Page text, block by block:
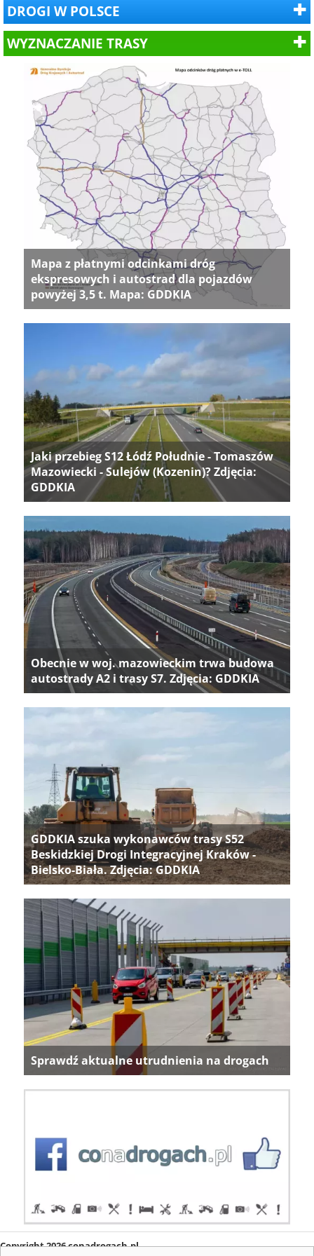
DROGI W POLSCE
WYZNACZANIE TRASY
Mapa z płatnymi odcinkami dróg
ekspresowych i autostrad dla pojazdów
powyżej 3,5 t. Mapa: GDDKIA
Jaki przebieg S12 Łódź Południe - Tomaszów
Mazowiecki - Sulejów (Kozenin)? Zdjęcia:
GDDKIA
Obecnie w woj. mazowieckim trwa budowa
autostrady A2 i trasy S7. Zdjęcia: GDDKIA
GDDKIA szuka wykonawców trasy S52
Beskidzkiej Drogi Integracyjnej Kraków -
Bielsko-Biała. Zdjęcia: GDDKIA
Sprawdź aktualne utrudnienia na drogach
Copyright 2026 conadrogach.pl